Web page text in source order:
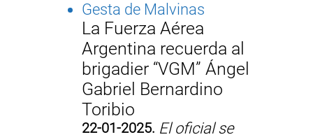
Gesta de Malvinas
La Fuerza Aérea
Argentina recuerda al
brigadier “VGM” Ángel
Gabriel Bernardino
Toribio
22-01-2025. El oficial se